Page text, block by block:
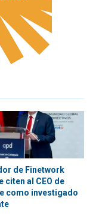
de Finetwork
citen al CEO de
como investigado